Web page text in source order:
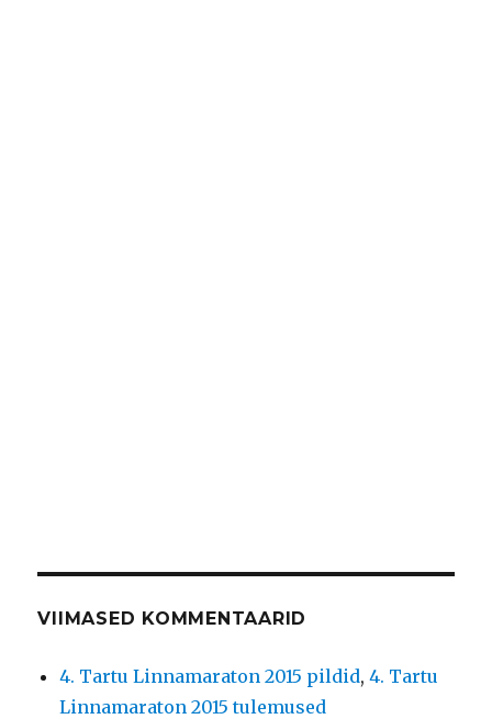
VIIMASED KOMMENTAARID
4. Tartu Linnamaraton 2015 pildid,4. Tartu
Linnamaraton 2015 tulemused